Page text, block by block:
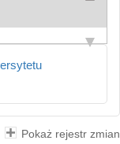
Pokaż rejestr zmian